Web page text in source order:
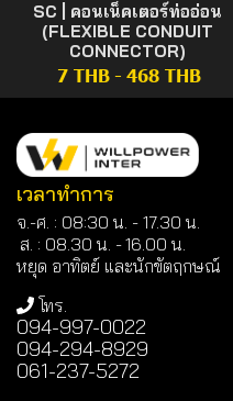
SC | คอนเน็คเตอร์ท่ออ่อน
(FLEXIBLE CONDUIT
CONNECTOR)
7 THB - 468 THB
เวลาทำการ
จ.-ศ. : 08:30 น. - 17.30 น.
ส. : 08.30 น. -16.00 น.
หยุด อาทิตย์ และนักขัตฤกษณ์
โทร.
094-997-0022
094-294-8929
061-237-5272